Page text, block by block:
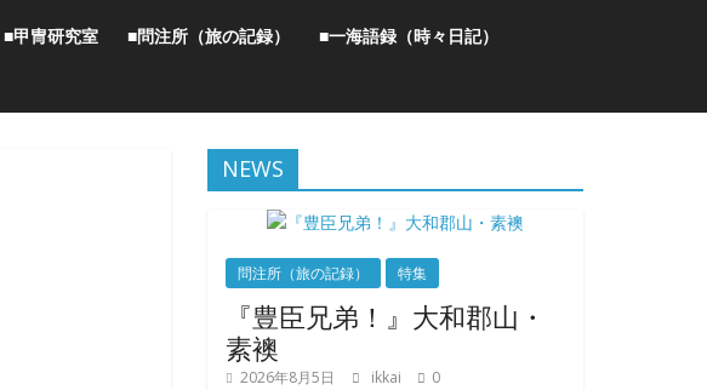
■甲冑研究室 ■問注所（旅の記録） ■一海語録（時々日記）
NEWS
問注所（旅の記録） 特集
『豊臣兄弟！』大和郡山・
素襖
2026年8月5日 ikkai 0